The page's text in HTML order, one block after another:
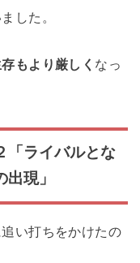
した。
もより厳しく なっ
「ライバルとな
現」
い打ちをかけたの